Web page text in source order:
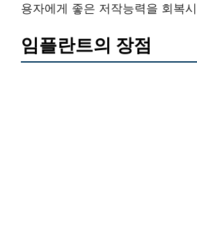
용자에게 좋은 저작능력을 회복
임플란트의 장점